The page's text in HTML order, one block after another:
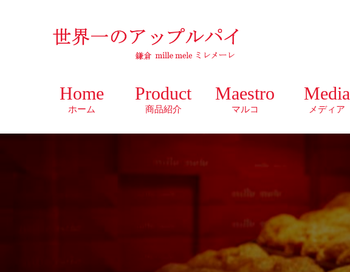
Home
ホーム
Product
商品紹介
Maestro
マルコ
Media
メディア